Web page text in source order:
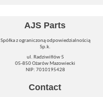
AJS Parts
Spółka z ograniczoną odpowiedzialnością
Sp.k.
ul. Radziwiłłów 5
05-850 Ożarów Mazowiecki
NIP: 7010195428
Contact